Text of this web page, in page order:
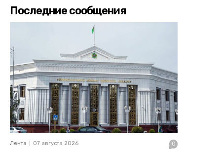
Последние сообщения
Лента 07 августа 2026 0